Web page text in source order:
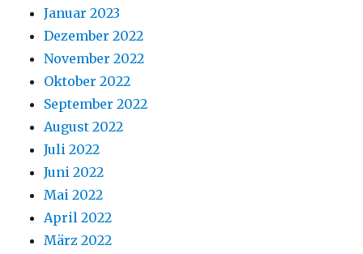
Januar 2023
Dezember 2022
November 2022
Oktober 2022
September 2022
August 2022
Juli 2022
Juni 2022
Mai 2022
April 2022
März 2022